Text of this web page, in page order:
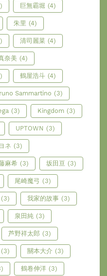
巨無霸堀 (4)
朱里 (4)
清司麗菜 (4)
奈美 (4)
鶴屋浩斗 (4)
Sammartino (3)
(3) Kingdom (3)
UPTOWN (3)
ネ (3)
麻希 (3) 坂田亘 (3)
尾崎魔弓 (3)
(3) 我家的故事 (3)
泉田純 (3)
芦野祥太郎 (3)
(3) 關本大介 (3)
鶴卷伸洋 (3)